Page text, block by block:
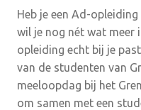
Heb je een Ad-
wil je nog nét wat meer
opleiding echt bij je
van de studenten van
meeloopdag bij het
om samen met een